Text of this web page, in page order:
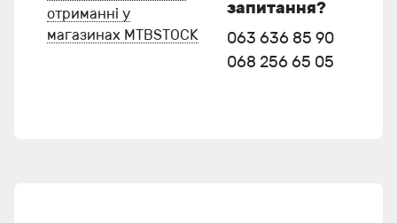
отриманні у
магазинах MTBSTOCK
запитання?
063 636 85 90
068 256 65 05